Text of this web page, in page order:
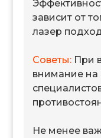
зависит от
лазер
Советы: При
внимание на
Не менее